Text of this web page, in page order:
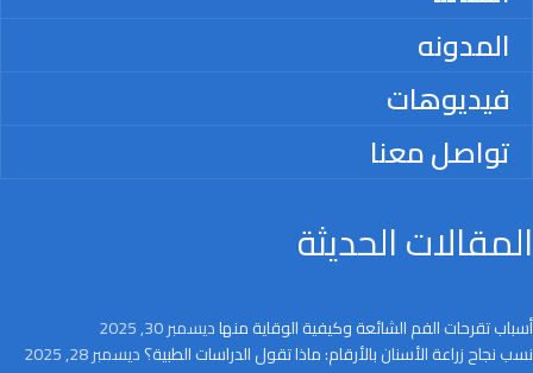
المدونه
فيديوهات
تواصل معنا
المقالات الحديثة
أسباب تقرحات الفم الشائعة وكيفية الوقاية منهاديسمبر 30, 2025
نسب نجاح زراعة الأسنان بالأرقام: ماذا تقول الدراسات الطبية؟ديسمبر 28, 2025